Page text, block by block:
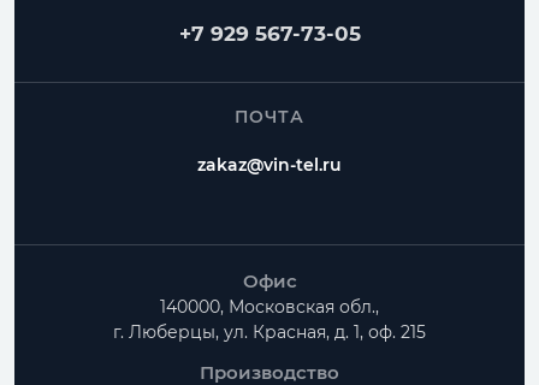
+7 929 567-73-05
ПОЧТА
zakaz@vin-tel.ru
Офис
140000, Московская обл.,
г. Люберцы, ул. Красная, д. 1, оф. 215
Производство